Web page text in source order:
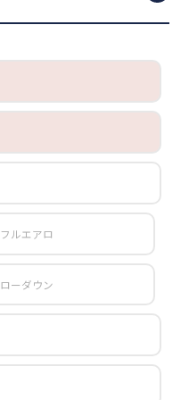
フルエアロ
ローダウン